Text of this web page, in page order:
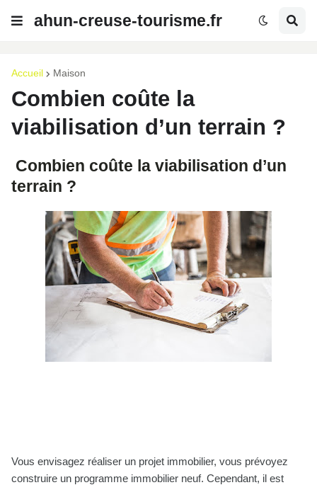
ahun-creuse-tourisme.fr
Accueil Maison
Combien coûte la
viabilisation d’un terrain ?
Combien coûte la viabilisation d’un
terrain ?
Vous envisagez réaliser un projet immobilier, vous prévoyez
construire un programme immobilier neuf. Cependant, il est